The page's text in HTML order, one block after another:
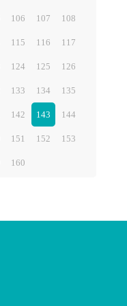
106 107 108
115 116 117
124 125 126
133 134 135
142 143 144
151 152 153
160